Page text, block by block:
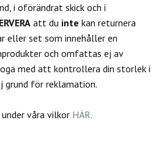
i oförändrat skick och i
att du inte kan returnera
eller set som innehåller en
och omfattas ej av
med att kontrollera din storlek i
grund för reklamation.
våra vilkor HÄR.